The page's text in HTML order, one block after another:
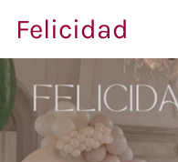
Felicidad